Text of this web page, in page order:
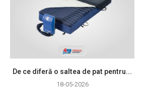
De ce diferă o saltea de pat pentru...
18-05-2026